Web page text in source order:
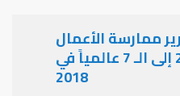
ممارسة الأعمال
ارتفع من الـ 63 في 2016 إلى الـ 7 عالمياً في
2018